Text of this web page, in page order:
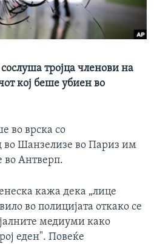
тројца членови на
кој беше убиен во
во врска со
во Шанзелизе во Париз им
во Антверп.
кажа дека „лице
во полицијата откако се
медиуми како
еден". Повеќе